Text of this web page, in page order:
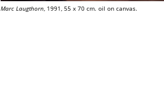
Marc Laugthorn, 1991, 55 x 70 cm. oil on canvas.